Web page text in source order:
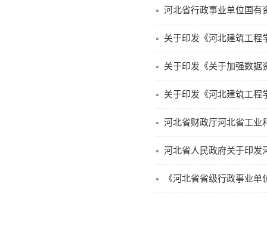
河北省行政事业单位国有
关于印发《河北建筑工程
关于印发《关于加强数据
关于印发《河北建筑工程
《河北省省级行政事业